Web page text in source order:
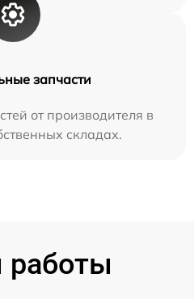
запчасти
от производителя в
складах.